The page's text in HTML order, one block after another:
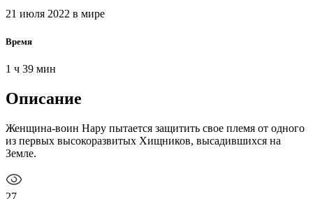
21 июля 2022 в мире
Время
1 ч 39 мин
Описание
Женщина-воин Нару пытается защитить свое племя от одного
из первых высокоразвитых Хищников, высадившихся на
Земле.
27